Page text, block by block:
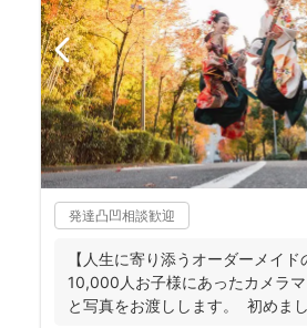
発達凸凹相談歓迎
【人生に寄り添うオーダーメイド
10,000人お子様にあったカメラ
と写真をお渡しします。 初めま